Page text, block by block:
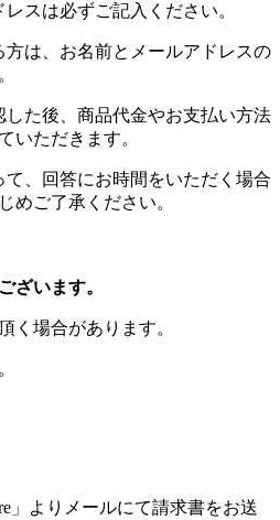
スは必ずご記入ください。
は、お名前とメールアドレスの
た後、商品代金やお支払い方法
いただきます。
、回答にお時間をいただく場合
めご了承ください。
ざいます。
く場合があります。
」よりメールにて請求書をお送